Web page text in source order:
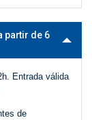
partir de 6
Entrada válida
de